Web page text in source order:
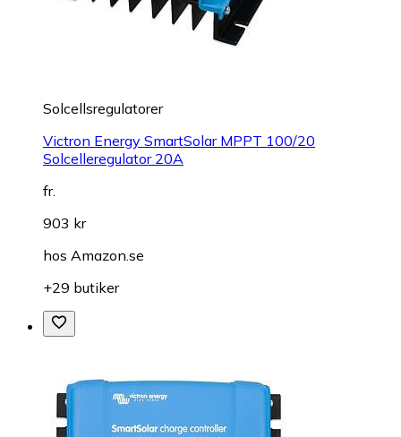
Solcellsregulatorer
Victron Energy SmartSolar MPPT 100/20
Solcelleregulator 20A
fr.
903 kr
hos Amazon.se
+29 butiker